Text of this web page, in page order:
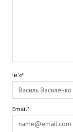
Ім'я*
Email*